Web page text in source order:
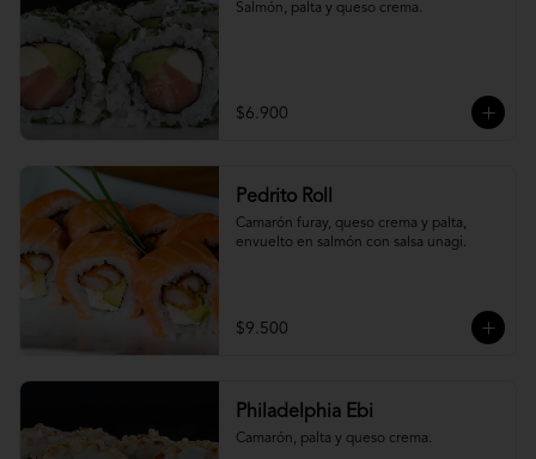
Salmón, palta y queso crema.
$6.900
Pedrito Roll
Camarón furay, queso crema y palta,
envuelto en salmón con salsa unagi.
$9.500
Philadelphia Ebi
Camarón, palta y queso crema.